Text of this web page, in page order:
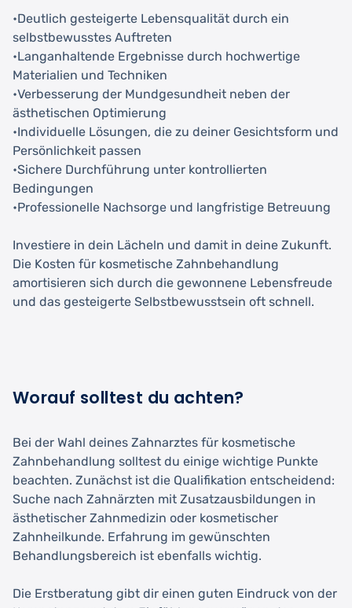
•Deutlich gesteigerte Lebensqualität durch ein
selbstbewusstes Auftreten
•Langanhaltende Ergebnisse durch hochwertige
Materialien und Techniken
•Verbesserung der Mundgesundheit neben der
ästhetischen Optimierung
•Individuelle Lösungen, die zu deiner Gesichtsform und
Persönlichkeit passen
•Sichere Durchführung unter kontrollierten
Bedingungen
•Professionelle Nachsorge und langfristige Betreuung
Investiere in dein Lächeln und damit in deine Zukunft.
Die Kosten für kosmetische Zahnbehandlung
amortisieren sich durch die gewonnene Lebensfreude
und das gesteigerte Selbstbewusstsein oft schnell.
Worauf solltest du achten?
Bei der Wahl deines Zahnarztes für kosmetische
Zahnbehandlung solltest du einige wichtige Punkte
beachten. Zunächst ist die Qualifikation entscheidend:
Suche nach Zahnärzten mit Zusatzausbildungen in
ästhetischer Zahnmedizin oder kosmetischer
Zahnheilkunde. Erfahrung im gewünschten
Behandlungsbereich ist ebenfalls wichtig.
Die Erstberatung gibt dir einen guten Eindruck von der